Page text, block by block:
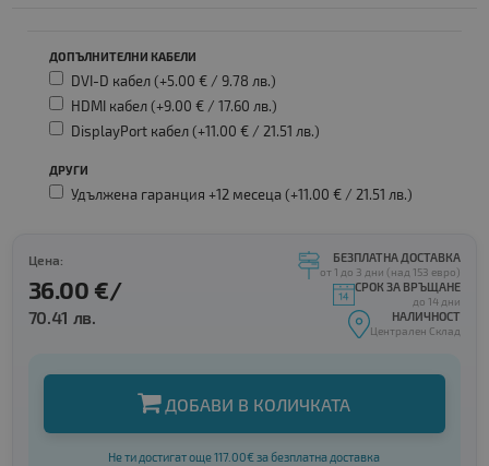
ДОПЪЛНИТЕЛНИ КАБЕЛИ
DVI-D кабел (+5.00 € / 9.78 лв.)
HDMI кабел (+9.00 € / 17.60 лв.)
DisplayPort кабел (+11.00 € / 21.51 лв.)
ДРУГИ
Удължена гаранция +12 месеца (+11.00 € / 21.51 лв.)
Цена:
36.00 €/
70.41 лв.
БЕЗПЛАТНА ДОСТАВКА
от 1 до 3 дни (над 153 евро)
СРОК ЗА ВРЪЩАНЕ
до 14 дни
НАЛИЧНОСТ
Централен Склад
ДОБАВИ В КОЛИЧКАТА
Не ти достигат още 117.00€ за безплатна доставка